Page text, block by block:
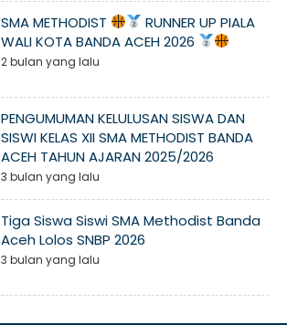
SMA METHODIST
RUNNER UP PIALA
WALI KOTA BANDA ACEH 2026
2 bulan yang lalu
PENGUMUMAN KELULUSAN SISWA DAN
SISWI KELAS XII SMA METHODIST BANDA
ACEH TAHUN AJARAN 2025/2026
3 bulan yang lalu
Tiga Siswa Siswi SMA Methodist Banda
Aceh Lolos SNBP 2026
3 bulan yang lalu